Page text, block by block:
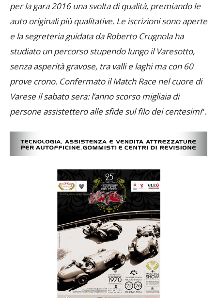
per la gara 2016 una svolta di qualità, premiando le
auto originali più qualitative. Le iscrizioni sono aperte
e la segreteria guidata da Roberto Crugnola ha
studiato un percorso stupendo lungo il Varesotto,
senza asperità gravose, tra valli e laghi ma con 60
prove crono. Confermato il Match Race nel cuore di
Varese il sabato sera: l’anno scorso migliaia di
persone assistettero alle sfide sul filo dei centesimi“.